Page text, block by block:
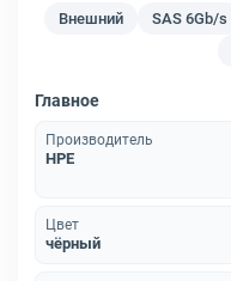
Внешний SAS 6Gb/s
Главное
Производитель
HPE
Цвет
чёрный